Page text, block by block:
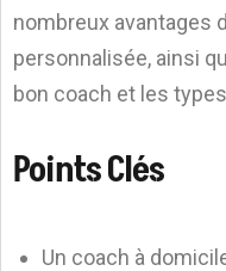
nombreux avantages
personnalisée, ainsi
bon coach et les
Points Clés
Un coach à